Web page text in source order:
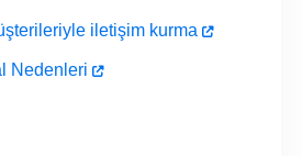
iletişim kurma
Nedenleri